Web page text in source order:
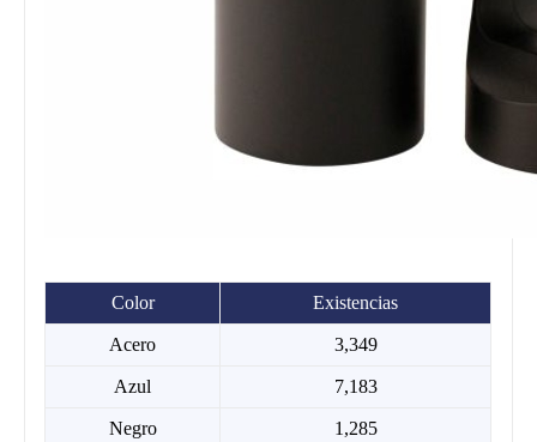
Color Existencias
Acero 3,349
Azul 7,183
Negro 1,285